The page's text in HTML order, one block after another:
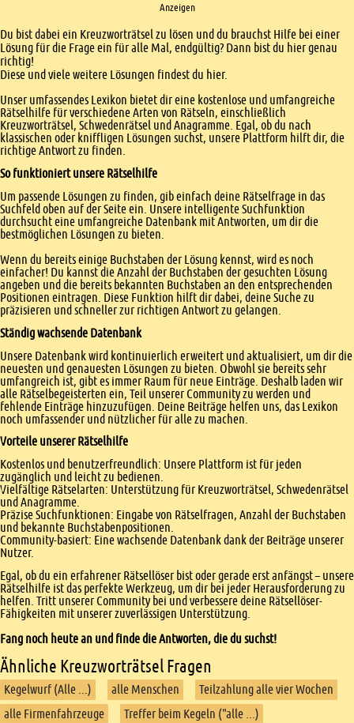
Anzeigen
Einleitung
Du bist dabei ein Kreuzworträtsel zu lösen und du brauchst Hilfe bei einer
Lösung für die Frage ein für alle Mal, endgültig? Dann bist du hier genau
richtig!
Diese und viele weitere Lösungen findest du hier.
Unser umfassendes Lexikon bietet dir eine kostenlose und umfangreiche
Rätselhilfe für verschiedene Arten von Rätseln, einschließlich
Kreuzworträtsel, Schwedenrätsel und Anagramme. Egal, ob du nach
klassischen oder kniffligen Lösungen suchst, unsere Plattform hilft dir, die
richtige Antwort zu finden.
So funktioniert unsere Rätselhilfe
Um passende Lösungen zu finden, gib einfach deine Rätselfrage in das
Suchfeld oben auf der Seite ein. Unsere intelligente Suchfunktion
durchsucht eine umfangreiche Datenbank mit Antworten, um dir die
bestmöglichen Lösungen zu bieten.
Wenn du bereits einige Buchstaben der Lösung kennst, wird es noch
einfacher! Du kannst die Anzahl der Buchstaben der gesuchten Lösung
angeben und die bereits bekannten Buchstaben an den entsprechenden
Positionen eintragen. Diese Funktion hilft dir dabei, deine Suche zu
präzisieren und schneller zur richtigen Antwort zu gelangen.
Ständig wachsende Datenbank
Unsere Datenbank wird kontinuierlich erweitert und aktualisiert, um dir die
neuesten und genauesten Lösungen zu bieten. Obwohl sie bereits sehr
umfangreich ist, gibt es immer Raum für neue Einträge. Deshalb laden wir
alle Rätselbegeisterten ein, Teil unserer Community zu werden und
fehlende Einträge hinzuzufügen. Deine Beiträge helfen uns, das Lexikon
noch umfassender und nützlicher für alle zu machen.
Vorteile unserer Rätselhilfe
Kostenlos und benutzerfreundlich: Unsere Plattform ist für jeden
zugänglich und leicht zu bedienen.
Vielfältige Rätselarten: Unterstützung für Kreuzworträtsel, Schwedenrätsel
und Anagramme.
Präzise Suchfunktionen: Eingabe von Rätselfragen, Anzahl der Buchstaben
und bekannte Buchstabenpositionen.
Community-basiert: Eine wachsende Datenbank dank der Beiträge unserer
Nutzer.
Egal, ob du ein erfahrener Rätsellöser bist oder gerade erst anfängst – unsere
Rätselhilfe ist das perfekte Werkzeug, um dir bei jeder Herausforderung zu
helfen. Tritt unserer Community bei und verbessere deine Rätsellöser-
Fähigkeiten mit unserer zuverlässigen Unterstützung.
Fang noch heute an und finde die Antworten, die du suchst!
Ähnliche Kreuzworträtsel Fragen
Kegelwurf (Alle ...) alle Menschen
Teilzahlung alle vier Wochen
alle Firmenfahrzeuge
Treffer beim Kegeln ("alle ...)